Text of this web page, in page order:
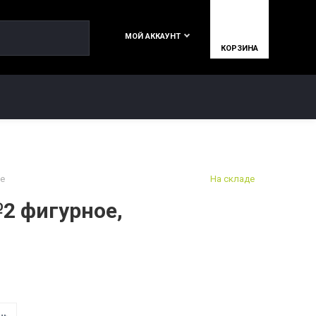
МОЙ АККАУНТ
КОРЗИНА
фигурное,
На складе